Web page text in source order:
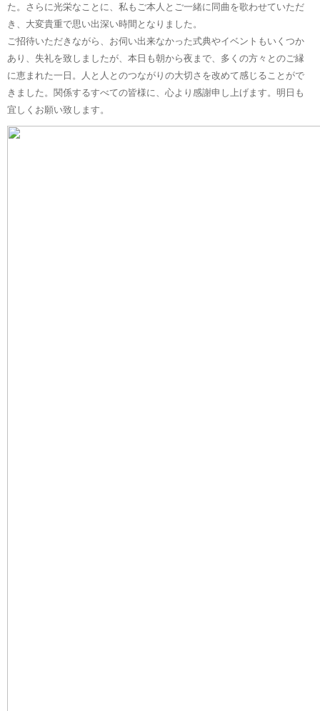
た。さらに光栄なことに、私もご本人とご一緒に同曲を歌わせていただ
き、大変貴重で思い出深い時間となりました。
ご招待いただきながら、お伺い出来なかった式典やイベントもいくつか
あり、失礼を致しましたが、本日も朝から夜まで、多くの方々とのご縁
に恵まれた一日。人と人とのつながりの大切さを改めて感じることがで
きました。関係するすべての皆様に、心より感謝申し上げます。明日も
宜しくお願い致します。